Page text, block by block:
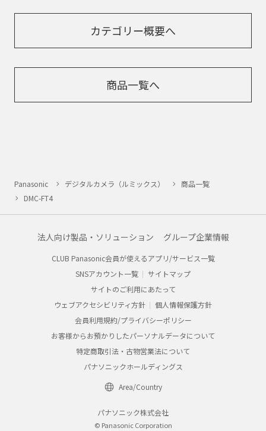
カテゴリー概要へ
商品一覧へ
Panasonic デジタルカメラ（ルミックス）
商品一覧
DMC-FT4
法人向け製品・ソリューション グループ企業情報
CLUB Panasonic会員が使えるアプリ/サービス一覧
SNSアカウント一覧
サイトマップ
サイトのご利用にあたって
ウェブアクセシビリティ方針
個人情報保護方針
会員利用規約/プライバシーポリシー
お客様からお預かりしたパーソナルデータについて
特定商取引法・古物営業法について
パナソニックホールディングス
Area/Country
パナソニック株式会社
© Panasonic Corporation